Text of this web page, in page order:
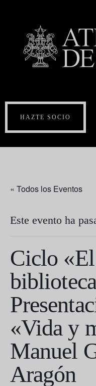
HAZTE SOCIO
« Todos los Eventos
Este evento ha
Ciclo
«Vida y
Manuel
Aragón